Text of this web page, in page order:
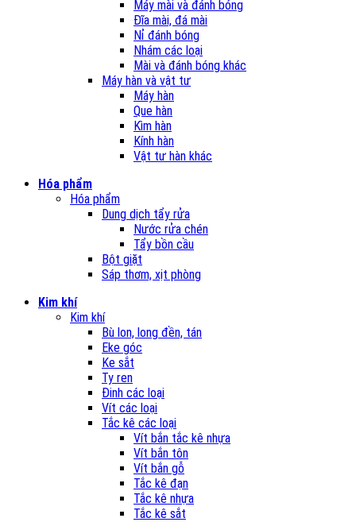
Máy mài và đánh bóng
Đĩa mài, đá mài
Nỉ đánh bóng
Nhám các loại
Mài và đánh bóng khác
Máy hàn và vật tư
Máy hàn
Que hàn
Kìm hàn
Kính hàn
Vật tư hàn khác
Hóa phẩm
Hóa phẩm
Dung dịch tẩy rửa
Nước rửa chén
Tẩy bồn cầu
Bột giặt
Sáp thơm, xịt phòng
Kim khí
Kim khí
Bù lon, long đền, tán
Eke góc
Ke sắt
Ty ren
Đinh các loại
Vít các loại
Tắc kê các loại
Vít bắn tắc kê nhựa
Vít bắn tôn
Vít bắn gỗ
Tắc kê đạn
Tắc kê nhựa
Tắc kê sắt